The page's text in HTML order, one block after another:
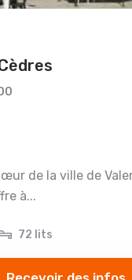
de la ville de
à...
72 lits